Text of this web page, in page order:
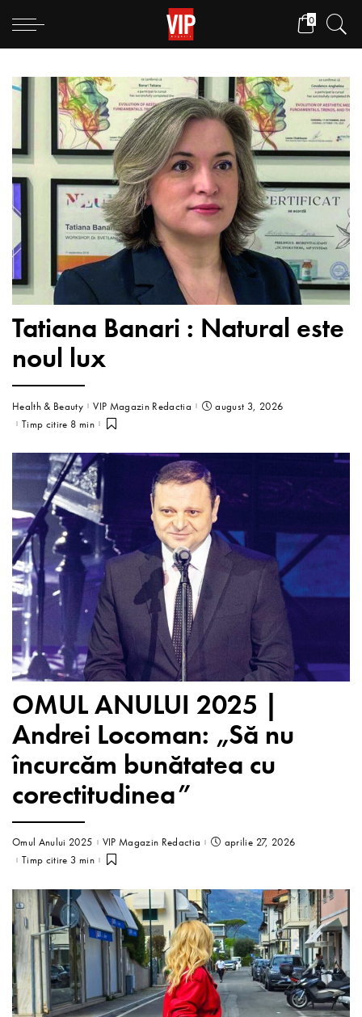
0
Tatiana Banari : Natural este
noul lux
Health & Beauty VIP Magazin Redactia
august 3, 2026
Timp citire 8 min
OMUL ANULUI 2025 |
Andrei Locoman: „Să nu
încurcăm bunătatea cu
corectitudinea”
Omul Anului 2025 VIP Magazin Redactia
aprilie 27, 2026
Timp citire 3 min